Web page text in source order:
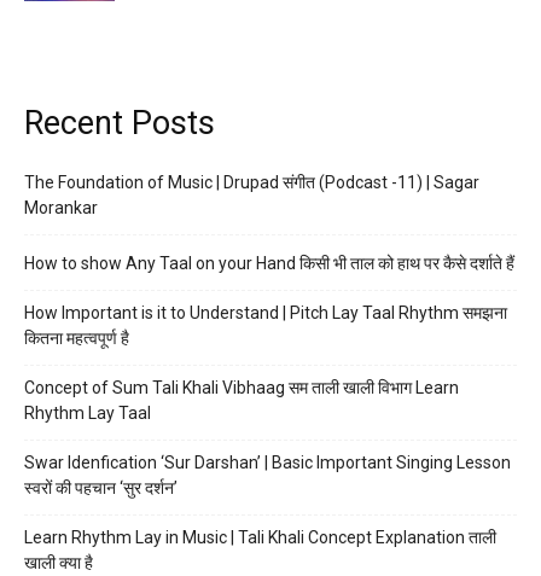
Recent Posts
The Foundation of Music | Drupad संगीत (Podcast -11) | Sagar
Morankar
How to show Any Taal on your Hand किसी भी ताल को हाथ पर कैसे दर्शाते हैं
How Important is it to Understand | Pitch Lay Taal Rhythm समझना
कितना महत्वपूर्ण है
Concept of Sum Tali Khali Vibhaag सम ताली खाली विभाग Learn
Rhythm Lay Taal
Swar Idenfication ‘Sur Darshan’ | Basic Important Singing Lesson
स्वरों की पहचान ‘सुर दर्शन’
Learn Rhythm Lay in Music | Tali Khali Concept Explanation ताली
खाली क्या है